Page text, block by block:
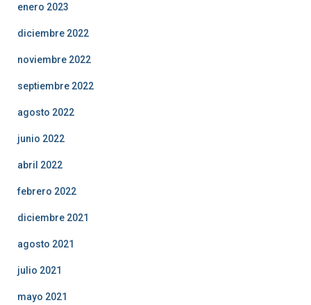
enero 2023
diciembre 2022
noviembre 2022
septiembre 2022
agosto 2022
junio 2022
abril 2022
febrero 2022
diciembre 2021
agosto 2021
julio 2021
mayo 2021